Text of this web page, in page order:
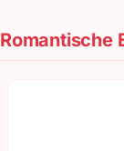
Romantische